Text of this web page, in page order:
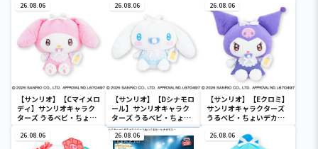
ぐるみ～カビゴン～
26.08.06
【サンリオ】【Cマイメロ
ディ】サンリオキャラク
ターズ うるベビ・ちょい
26.08.06
【サンリオ】【Dシナモロ
ール】サンリオキャラク
ターズ うるベビ・ちょい
デカドール
26.08.06
【サンリオ】【Eクロミ】
サンリオキャラクターズ
うるベビ・ちょいデカド
26.08.06 26.08.06 26.08.06